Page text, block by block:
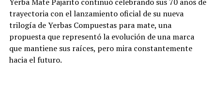
Yerba Mate Pajarito continuó celebrando sus 70 años de
trayectoria con el lanzamiento oficial de su nueva
trilogía de Yerbas Compuestas para mate, una
propuesta que representó la evolución de una marca
que mantiene sus raíces, pero mira constantemente
hacia el futuro.